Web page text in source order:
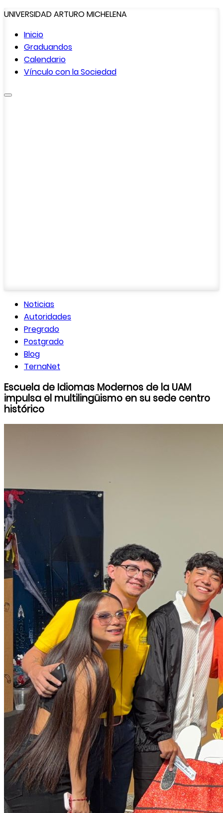
UNIVERSIDAD ARTURO MICHELENA
Inicio
Graduandos
Calendario
Vínculo con laSociedad
Noticias
Autoridades
Pregrado
Postgrado
Blog
TernaNet
Escuela de Idiomas Modernos de la UAM
impulsa el multilingüismo en su sede centro
histórico